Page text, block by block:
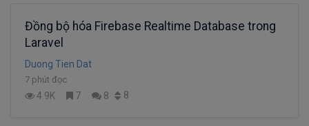
Đồng bộ hóa Firebase Realtime Database trong
Laravel
Duong Tien Dat
7 phút đọc
4.9K 7 8 8